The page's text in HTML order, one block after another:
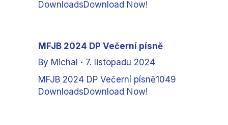
DownloadsDownload Now!
MFJB 2024 DP Večerní písně
By Michal
7. listopadu 2024
MFJB 2024 DP Večerní písně1049
DownloadsDownload Now!